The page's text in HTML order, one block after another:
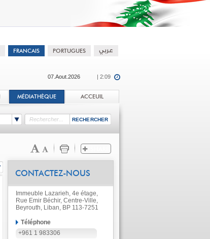
07.Aout.2026 | 2:09
MÉDIATHÈQUE ACCEUIL
CONTACTEZ-NOUS
Immeuble Lazarieh, 4e étage,
Rue Emir Béchir, Centre-Ville,
Beyrouth, Liban, BP 113-7251
Téléphone
+961 1 983306